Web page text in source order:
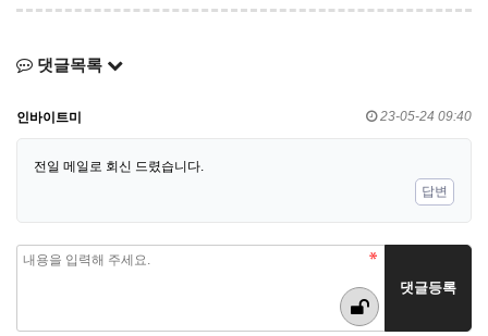
댓글목록
인바이트미 23-05-24 09:40
전일 메일로 회신 드렸습니다.
답변